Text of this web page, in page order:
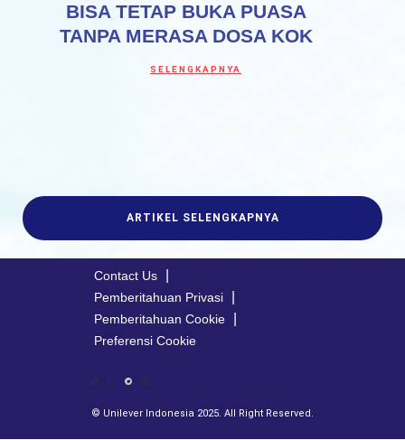
BISA TETAP BUKA PUASA
TANPA MERASA DOSA KOK
SELENGKAPNYA
ARTIKEL SELENGKAPNYA
© Unilever Indonesia 2025. All Right Reserved.
Contact Us
Pemberitahuan Privasi
Pemberitahuan Cookie
Preferensi Cookie